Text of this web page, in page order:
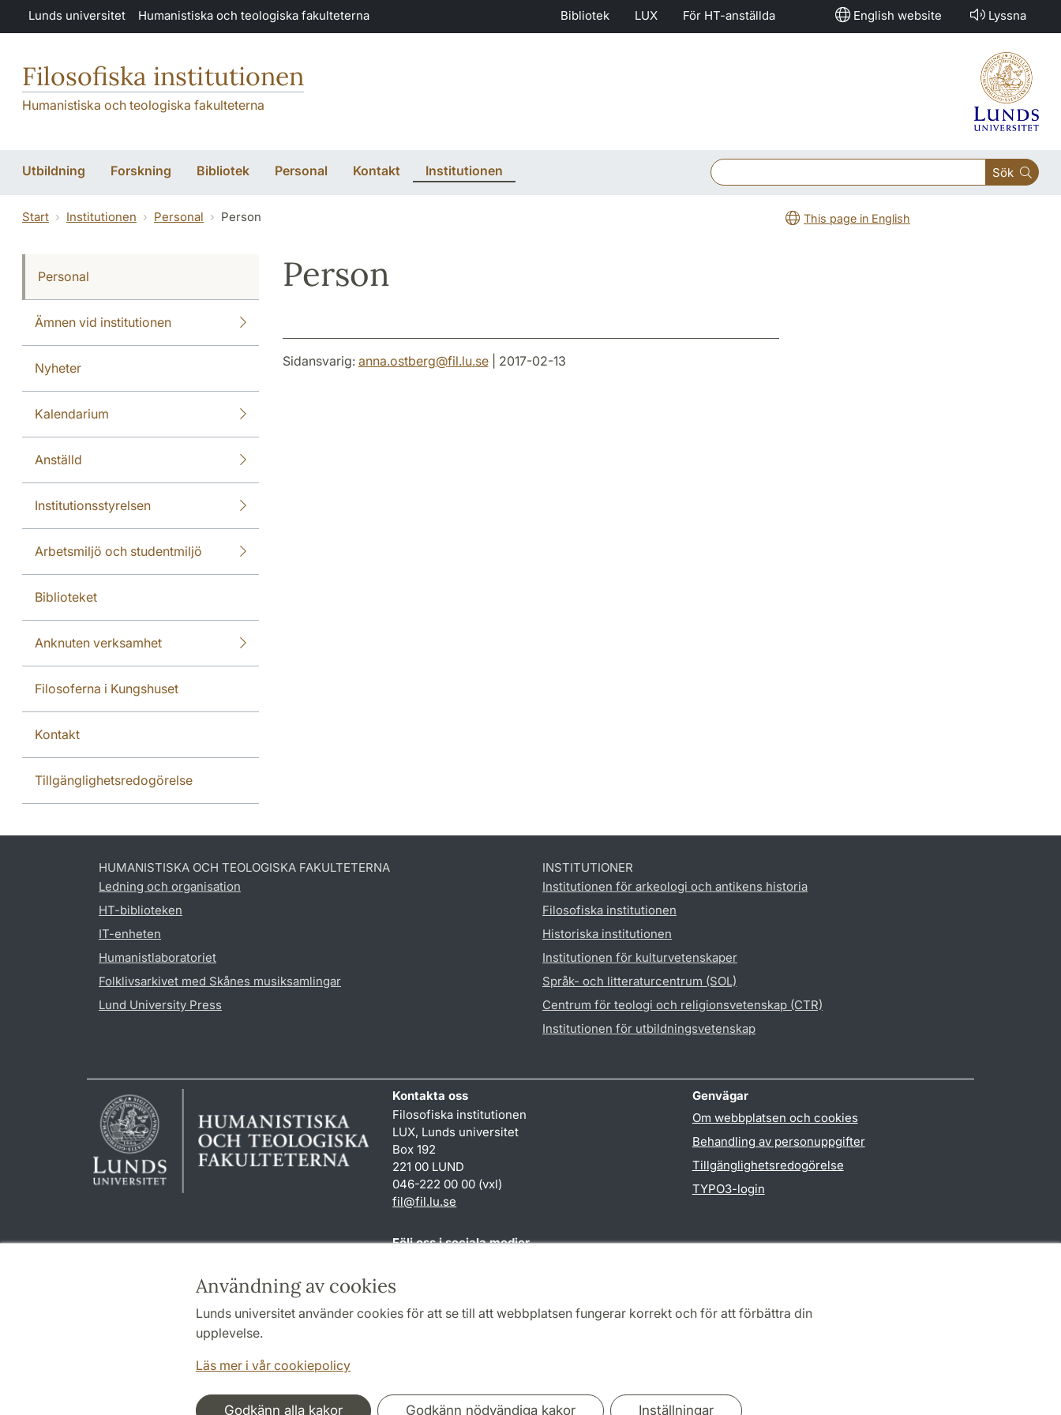
Hoppa till huvudinnehåll
Användning av cookies
Lunds universitet använder cookies för att se till att webbplatsen fungerar korrekt och för att förbättra din
upplevelse.
Läs mer i vår cookiepolicy
Godkänn alla kakor Godkänn nödvändiga kakor Inställningar
Lunds universitet Humanistiska och teologiska fakulteterna Bibliotek LUX För HT-anställda English website Lyssna
Filosofiska institutionen
Humanistiska och teologiska fakulteterna
Utbildning Forskning Bibliotek Personal Kontakt Institutionen Sök
Start Institutionen Personal Person This page in English
Personal
Ämnen vid institutionen
Nyheter
Kalendarium
Anställd
Institutionsstyrelsen
Arbetsmiljö och studentmiljö
Biblioteket
Anknuten verksamhet
Filosoferna i Kungshuset
Kontakt
Tillgänglighetsredogörelse
Person
Sidansvarig: anna.ostberg@fil.lu.se| 2017-02-13
HUMANISTISKA OCH TEOLOGISKA FAKULTETERNA
Ledning och organisation
HT-biblioteken
IT-enheten
Humanistlaboratoriet
Folklivsarkivet med Skånes musiksamlingar
Lund University Press
INSTITUTIONER
Institutionen för arkeologi och antikens historia
Filosofiska institutionen
Historiska institutionen
Institutionen för kulturvetenskaper
Språk- och litteraturcentrum (SOL)
Centrum för teologi och religionsvetenskap (CTR)
Institutionen för utbildningsvetenskap
Kontakta oss
Filosofiska institutionen
LUX, Lunds universitet
Box 192
221 00 LUND
046-222 00 00 (vxl)
fil@fil.lu.se
Genvägar
Om webbplatsen och cookies
Behandling av personuppgifter
Tillgänglighetsredogörelse
TYPO3-login
Följ oss i sociala medier